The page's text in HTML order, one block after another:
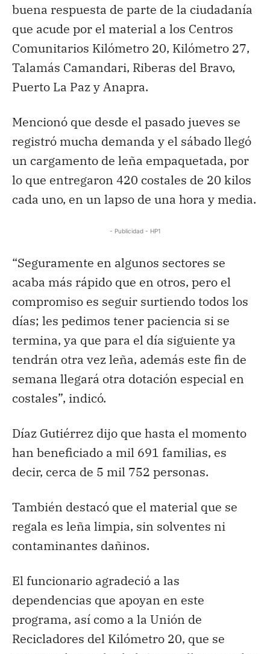
buena respuesta de parte de la ciudadanía
que acude por el material a los Centros
Comunitarios Kilómetro 20, Kilómetro 27,
Talamás Camandari, Riberas del Bravo,
Puerto La Paz y Anapra.
Mencionó que desde el pasado jueves se
registró mucha demanda y el sábado llegó
un cargamento de leña empaquetada, por
lo que entregaron 420 costales de 20 kilos
cada uno, en un lapso de una hora y media.
- Publicidad - HP1
“Seguramente en algunos sectores se
acaba más rápido que en otros, pero el
compromiso es seguir surtiendo todos los
días; les pedimos tener paciencia si se
termina, ya que para el día siguiente ya
tendrán otra vez leña, además este fin de
semana llegará otra dotación especial en
costales”, indicó.
Díaz Gutiérrez dijo que hasta el momento
han beneficiado a mil 691 familias, es
decir, cerca de 5 mil 752 personas.
También destacó que el material que se
regala es leña limpia, sin solventes ni
contaminantes dañinos.
El funcionario agradeció a las
dependencias que apoyan en este
programa, así como a la Unión de
Recicladores del Kilómetro 20, que se